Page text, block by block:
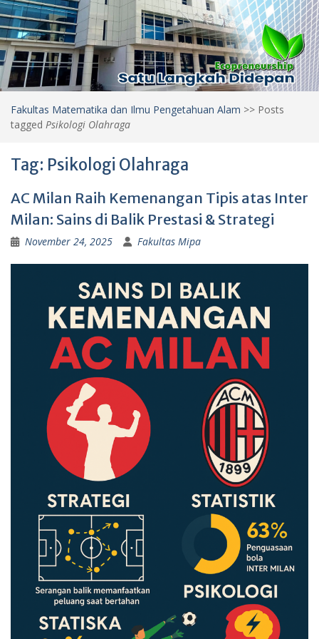
Fakultas Matematika dan Ilmu Pengetahuan Alam >> Posts
tagged Psikologi Olahraga
Tag: Psikologi Olahraga
AC Milan Raih Kemenangan Tipis atas Inter
Milan: Sains di Balik Prestasi & Strategi
November 24, 2025 Fakultas Mipa